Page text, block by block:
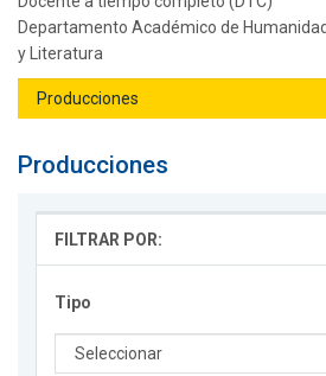
Departamento Académico de
y Literatura
Producciones
FILTRAR POR:
Tipo